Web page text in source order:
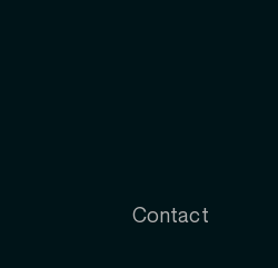
Contact